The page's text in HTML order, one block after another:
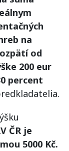
na
od
200 eur
percent
ČR je
5000 Kč.